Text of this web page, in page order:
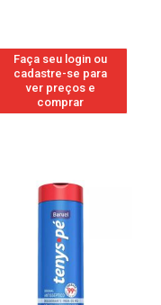
Faça seu login ou
cadastre-se para
ver preços e
comprar